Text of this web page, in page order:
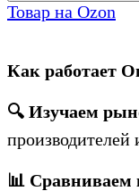
Товар на Ozon
Как работает
🔍 Изучаем
📊 Сравниваем